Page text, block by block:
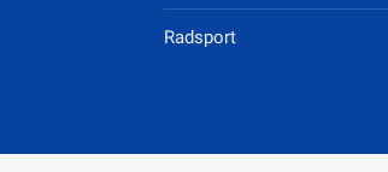
Radsport